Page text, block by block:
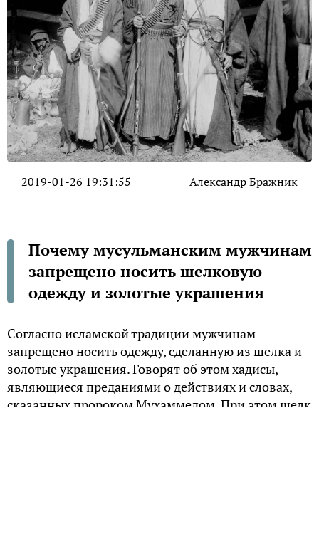
2019-01-26 19:31:55 Александр Бражник
Почему мусульманским мужчинам
запрещено носить шелковую
одежду и золотые украшения
Согласно исламской традиции мужчинам
запрещено носить одежду, сделанную из шелка и
золотые украшения. Говорят об этом хадисы,
являющиеся преданиями о действиях и словах,
сказанных пророком Мухаммедом. При этом шелк